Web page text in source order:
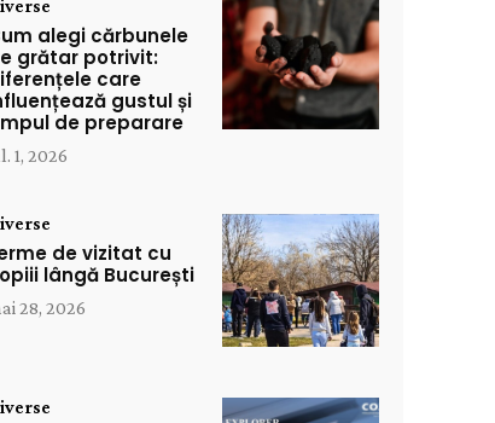
alegi cărbunele
grătar potrivit:
care
gustul și
de preparare
1, 2026
de vizitat cu
lângă București
28, 2026